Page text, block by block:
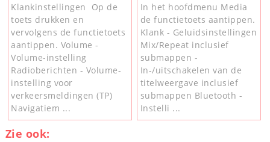
Klankinstellingen Op de
toets drukken en
vervolgens de functietoets
aantippen. Volume -
Volume-instelling
Radioberichten - Volume-
instelling voor
verkeersmeldingen (TP)
Navigatiem ...
In het hoofdmenu Media
de functietoets aantippen.
Klank - Geluidsinstellingen
Mix/Repeat inclusief
submappen -
In-/uitschakelen van de
titelweergave inclusief
submappen Bluetooth -
Instelli ...
Zie ook: